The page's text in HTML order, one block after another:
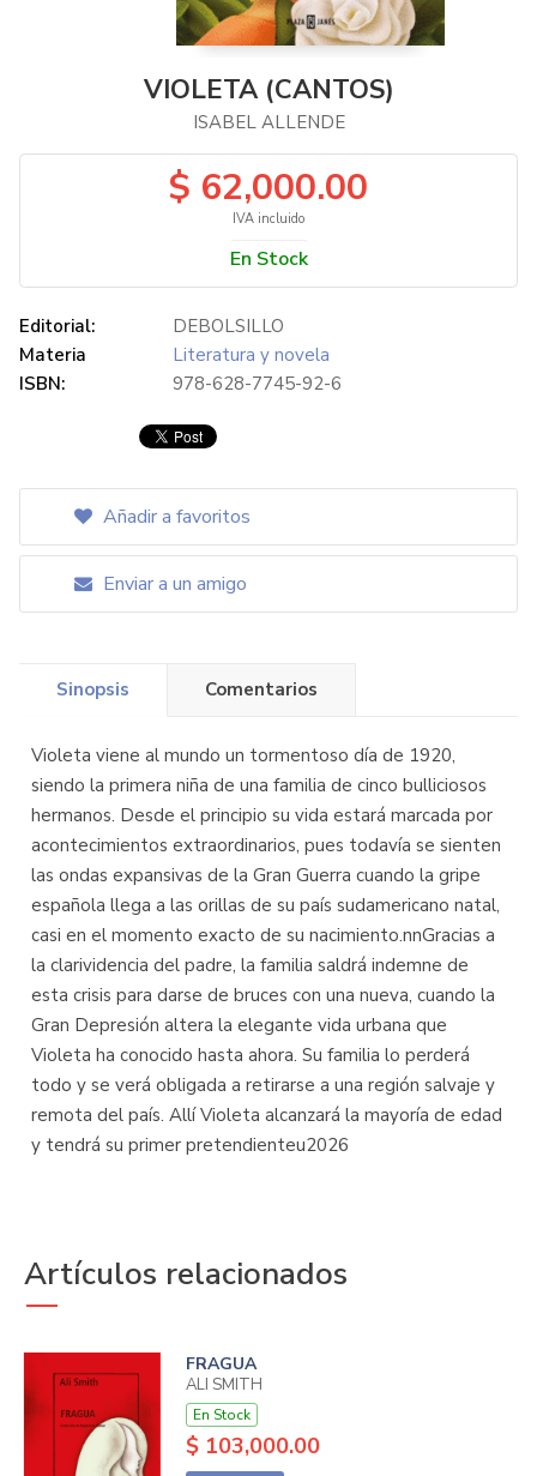
VIOLETA (CANTOS)
ISABEL ALLENDE
$ 62,000.00
IVA incluido
En Stock
Editorial:
DEBOLSILLO
Materia
Literatura y novela
ISBN:
978-628-7745-92-6
Añadir a favoritos
Enviar a un amigo
Sinopsis Comentarios
Violeta viene al mundo un tormentoso día de 1920,
siendo la primera niña de una familia de cinco bulliciosos
hermanos. Desde el principio su vida estará marcada por
acontecimientos extraordinarios, pues todavía se sienten
las ondas expansivas de la Gran Guerra cuando la gripe
española llega a las orillas de su país sudamericano natal,
casi en el momento exacto de su nacimiento.nnGracias a
la clarividencia del padre, la familia saldrá indemne de
esta crisis para darse de bruces con una nueva, cuando la
Gran Depresión altera la elegante vida urbana que
Violeta ha conocido hasta ahora. Su familia lo perderá
todo y se verá obligada a retirarse a una región salvaje y
remota del país. Allí Violeta alcanzará la mayoría de edad
y tendrá su primer pretendienteu2026
Artículos relacionados
FRAGUA
ALI SMITH
En Stock
$ 103,000.00